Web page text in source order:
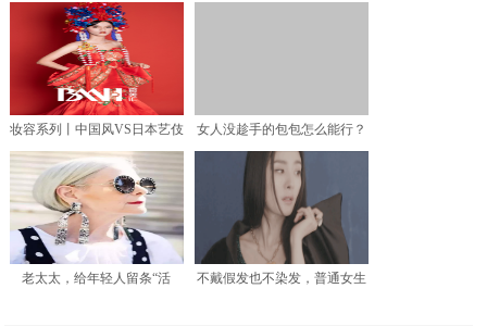
一次，走完后怎样处理？
妆容系列丨中国风VS日本艺伎
妆，到底谁更胜一筹？
女人没趁手的包包怎么能行？
LV老花又出新配色，时
老太太，给年轻人留条“活
不戴假发也不染发，普通女生